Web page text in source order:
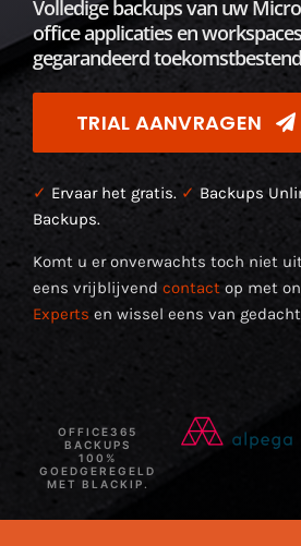
Volledige backups van uw
office applicaties en
gegarandeerd
TRIAL AANVRAGEN
✓ Ervaar het gratis. ✓ Backups
Backups.
Komt u er onverwachts toch niet
eens vrijblijvend contactop met
Experts en wissel eens van
OFFICE365
BACKUPS
100%
GOEDGEREGELD
MET BLACKIP.